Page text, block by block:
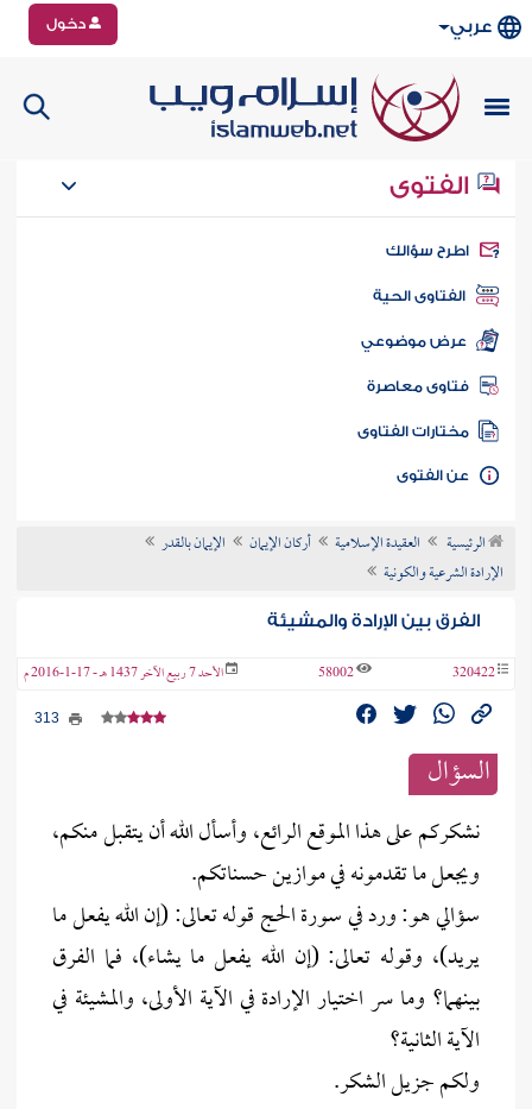
عربي دخول
الفتوى
سؤالك
الفتاوى الحية
عرض موضوعي
فتاوى معاصرة
مختارات الفتاوى
الفتوى
الرئيسية العقيدة الإسلامية أركان الإيمان
الإيمان بالقدر
الإرادة الشرعية والكونية
الفرق بين الإرادة والمشيئة
320422
58002 الأحد 7 ربيع الآخر 1437 هـ - 17-1-2016 م
السؤال
نشكركم على هذا الموقع الرائع، وأسأل الله أن يتقبل منكم،
ويجعل ما تقدمونه في موازين حسناتكم.
سؤالي هو: ورد في سورة الحج قوله تعالى: (إن الله يفعل ما
يريد)، وقوله تعالى: (إن الله يفعل ما يشاء)، فما الفرق
بينهما؟ وما سر اختيار الإرادة في الآية الأولى، والمشيئة في
الآية الثانية؟
ولكم جزيل الشكر.